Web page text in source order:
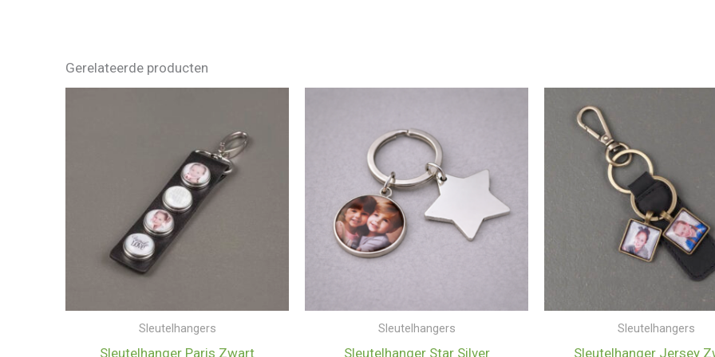
Gerelateerde producten
Sleutelhangers
Sleutelhanger Paris Zwart
Sleutelhangers
Sleutelhanger Star Silver
Sleutelhangers
Sleutelhanger Jersey